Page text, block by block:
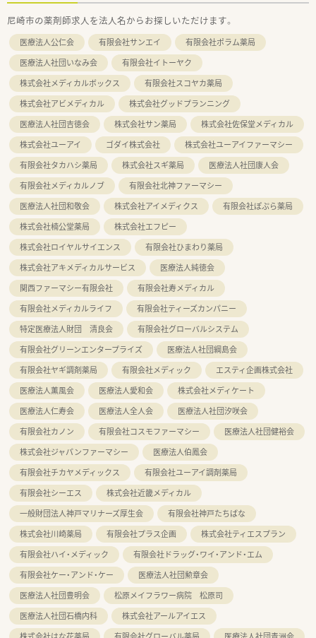
尼崎市の薬剤師求人を法人名からお探しいただけます。
医療法人公仁会 有限会社サンエイ
有限会社ポラム薬局
医療法人社団いなみ会
有限会社イトーヤク
株式会社メディカルボックス
有限会社スコヤカ薬局
株式会社アビメディカル
株式会社グッドプランニング
医療法人社団吉徳会
株式会社サン薬局
株式会社佐保堂メディカル
株式会社ユーアイ
ゴダイ株式会社
株式会社ユーアイファーマシー
有限会社タカハシ薬局
株式会社スギ薬局
医療法人社団康人会
有限会社メディカルノブ
有限会社北神ファーマシー
医療法人社団和敬会
株式会社アイメディクス
有限会社ぽぷら薬局
株式会社楠公堂薬局
株式会社エフピー
株式会社ロイヤルサイエンス
有限会社ひまわり薬局
株式会社アキメディカルサービス
医療法人純徳会
関西ファーマシー有限会社
有限会社寿メディカル
有限会社メディカルライフ
有限会社ティーズカンパニー
特定医療法人財団 清良会
有限会社グローバルシステム
有限会社グリーンエンタープライズ
医療法人社団綱島会
有限会社ヤギ調剤薬局
有限会社メディック
エスティ企画株式会社
医療法人薫風会
医療法人愛和会
株式会社メディケート
医療法人仁寿会
医療法人全人会
医療法人社団汐咲会
有限会社カノン
有限会社コスモファーマシー
医療法人社団健裕会
株式会社ジャパンファーマシー
医療法人伯鳳会
有限会社チカヤメディックス
有限会社ユーアイ調剤薬局
有限会社シーエス
株式会社近畿メディカル
一般財団法人神戸マリナーズ厚生会
有限会社神戸たちばな
株式会社川崎薬局
有限会社プラス企画
株式会社ティエスプラン
有限会社ハイ・メディック
有限会社ドラッグ・ワイ・アンド・エム
有限会社ケー・アンド・ケー
医療法人社団勲章会
医療法人社団豊明会
松原メイフラワー病院 松原司
医療法人社団石橋内科
株式会社アールアイエス